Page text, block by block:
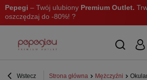
Pepegi – Twój ulubiony Premium Outlet.
oszczędzaj do -80%! ?
Wstecz Strona główna Mężczyźni